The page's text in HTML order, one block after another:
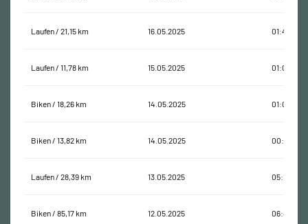
Laufen / 21,15 km 16.05.2025 01:49:04
Laufen / 11,78 km 15.05.2025 01:09:35
Biken / 18,26 km 14.05.2025 01:07:17
Biken / 13,82 km 14.05.2025 00:38:10
Laufen / 28,39 km 13.05.2025 05:15:13
Biken / 85,17 km 12.05.2025 06:43:47